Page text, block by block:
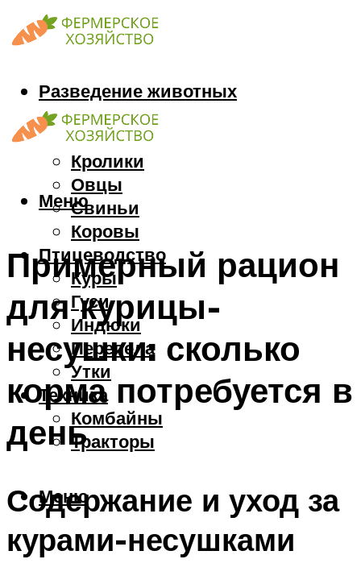
Разведение животных
Козы
Кони
Кролики
Овцы
Свиньи
Коровы
Птицеводство
Куры
Гуси
Индюки
Перепела
Утки
Техника
Комбайны
Тракторы
Меню
Меню
Примерный рацион
для курицы-
несушки: сколько
корма потребуется в
день
Содержание и уход за
курами-несушками